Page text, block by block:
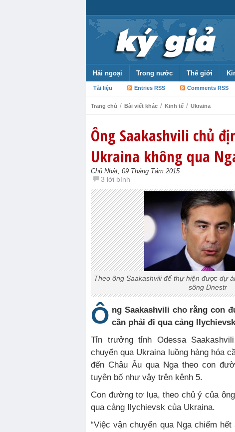
Hải ngoại Trong nước Thế giới
Tài liệu Entries RSS Comments RSS
Trang chủ / Bài viết khác / Kinh tế / Ukraina
Ông Saakashvili chủ
Ukraina không qua
Chủ Nhật, 09 Tháng Tám 2015
3 lời bình
Theo ông Saakashvili để thự hiện được dự
sông Dnestr
Ô ng Saakashvili cho rằng con
cần phải đi qua cảng
Tỉn trưởng tỉnh Odessa
chuyển qua Ukraina luồng hàng hóa
đến Châu Âu qua Nga theo con
tuyên bố như vậy trên kênh 5.
Con đường tơ lụa, theo chủ ý của
qua cảng Ilychievsk của Ukraina.
“Việc vận chuyển qua Nga chiếm